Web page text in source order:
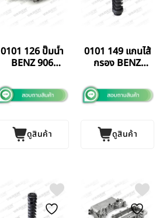
0101 126 ปั๊มน้ำ
BENZ 906
ดูสินค้า
0101 149 แกนไส้
กรอง BENZ
ดูสินค้า